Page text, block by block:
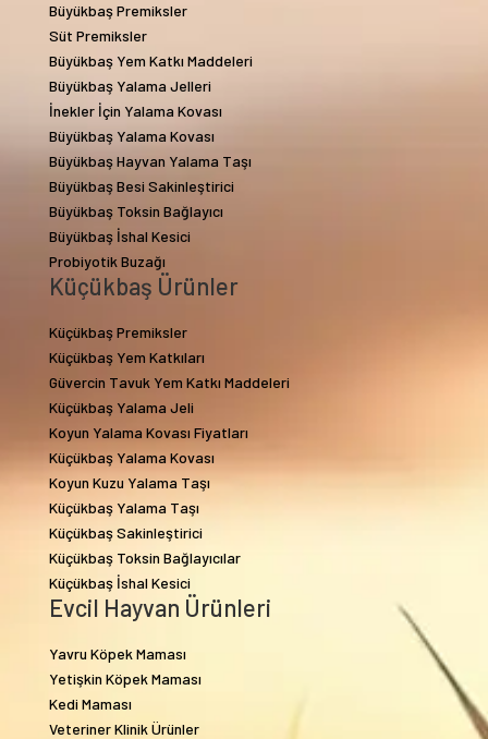
Büyükbaş Premiksler
Süt Premiksler
Büyükbaş Yem Katkı Maddeleri
Büyükbaş Yalama Jelleri
İnekler İçin Yalama Kovası
Büyükbaş Yalama Kovası
Büyükbaş Hayvan Yalama Taşı
Büyükbaş Besi Sakinleştirici
Büyükbaş Toksin Bağlayıcı
Büyükbaş İshal Kesici
Probiyotik Buzağı
Küçükbaş Ürünler
Küçükbaş Premiksler
Küçükbaş Yem Katkıları
Güvercin Tavuk Yem Katkı Maddeleri
Küçükbaş Yalama Jeli
Koyun Yalama Kovası Fiyatları
Küçükbaş Yalama Kovası
Koyun Kuzu Yalama Taşı
Küçükbaş Yalama Taşı
Küçükbaş Sakinleştirici
Küçükbaş Toksin Bağlayıcılar
Küçükbaş İshal Kesici
Evcil Hayvan Ürünleri
Yavru Köpek Maması
Yetişkin Köpek Maması
Kedi Maması
Veteriner Klinik Ürünler